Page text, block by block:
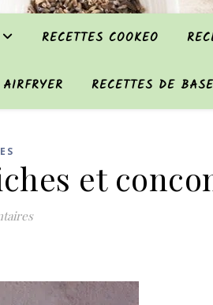
RECETTES COOKEO
RECETTES DE BASE
et